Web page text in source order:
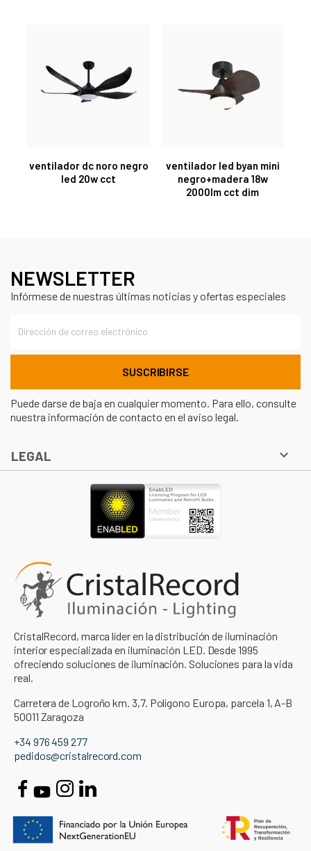
ventilador dc noro negro
led 20w cct
ventilador led byan mini
negro+madera 18w
2000lm cct dim
NEWSLETTER
Infórmese de nuestras últimas noticias y ofertas especiales
Puede darse de baja en cualquier momento. Para ello, consulte
nuestra información de contacto en el aviso legal.
LEGAL 
CristalRecord, marca líder en la distribución de iluminación
interior especializada en iluminación LED. Desde 1995
ofreciendo soluciones de iluminación. Soluciones para la vida
real.
Carretera de Logroño km. 3,7. Polígono Europa, parcela 1, A-B
50011 Zaragoza
+34 976 459 277
pedidos@cristalrecord.com